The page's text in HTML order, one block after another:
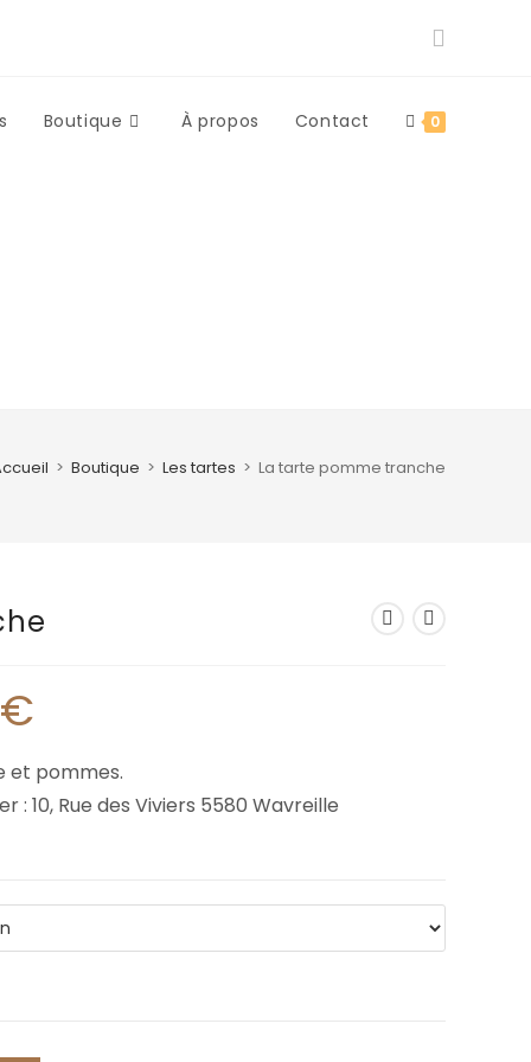
Boutique À propos Contact 0
> Boutique > Les tartes > La tarte pomme tranche
€
et pommes.
: 10, Rue des Viviers 5580 Wavreille